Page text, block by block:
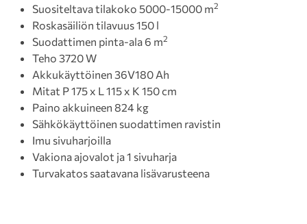
Suositeltava tilakoko 5000-15000 m2
Roskasäiliön tilavuus 150 l
Suodattimen pinta-ala 6 m2
Teho 3720 W
Akkukäyttöinen 36V180 Ah
Mitat P 175 x L 115 x K 150 cm
Paino akkuineen 824 kg
Sähkökäyttöinen suodattimen ravistin
Imu sivuharjoilla
Vakiona ajovalot ja 1 sivuharja
Turvakatos saatavana lisävarusteena